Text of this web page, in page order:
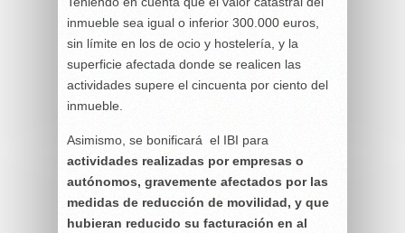
inmueble sea igual o inferior 300.000 euros,
sin límite en los de ocio y hostelería, y la
superficie afectada donde se realicen las
actividades supere el cincuenta por ciento del
inmueble.
Asimismo, se bonificará el IBI para
actividades realizadas por empresas o
autónomos, gravemente afectados por las
medidas de reducción de movilidad, y que
hubieran reducido su facturación en al